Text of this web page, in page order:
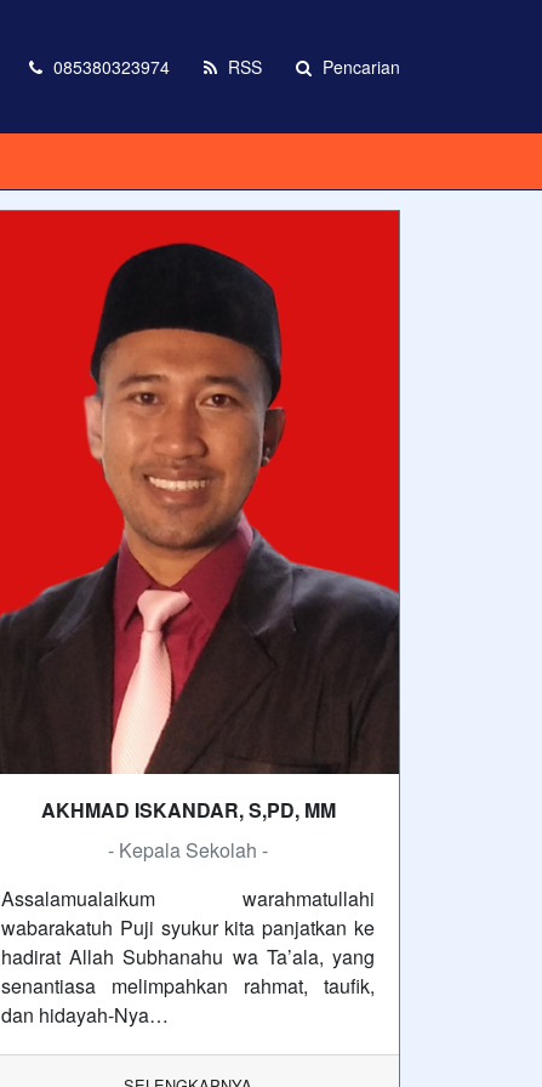
085380323974 RSS Pencarian
AKHMAD ISKANDAR, S,PD, MM
- Kepala Sekolah -
Assalamualaikum warahmatullahi
wabarakatuh Puji syukur kita panjatkan ke
hadirat Allah Subhanahu wa Ta’ala, yang
senantiasa melimpahkan rahmat, taufik,
dan hidayah-Nya…